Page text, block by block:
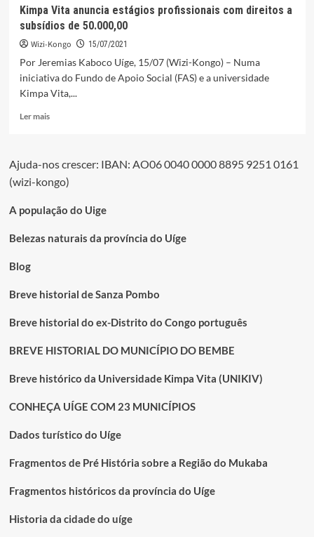
Kimpa Vita anuncia estágios profissionais com direitos a
subsídios de 50.000,00
Wizi-Kongo 15/07/2021
Por Jeremias Kaboco Uíge, 15/07 (Wizi-Kongo) – Numa
iniciativa do Fundo de Apoio Social (FAS) e a universidade
Kimpa Vita,...
Ler maisLeia
Vita
anuncia
profissionais
direitos
Ajuda-nos crescer: IBAN: AO06 0040 0000 8895 9251 0161
(wizi-kongo)
A população do Uige
Belezas naturais da província do Uíge
Blog
Breve historial de Sanza Pombo
Breve historial do ex-Distrito do Congo português
BREVE HISTORIAL DO MUNICÍPIO DO BEMBE
Breve histórico da Universidade Kimpa Vita (UNIKIV)
CONHEÇA UÍGE COM 23 MUNICÍPIOS
Dados turístico do Uíge
Fragmentos de Pré História sobre a Região do Mukaba
Fragmentos históricos da província do Uíge
Historia da cidade do uíge